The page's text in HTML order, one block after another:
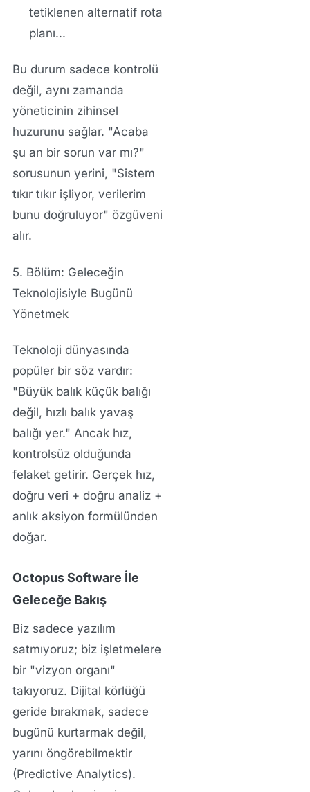
tetiklenen alternatif rota
planı...
Bu durum sadece kontrolü
değil, aynı zamanda
yöneticinin zihinsel
huzurunu sağlar. "Acaba
şu an bir sorun var mı?"
sorusunun yerini, "Sistem
tıkır tıkır işliyor, verilerim
bunu doğruluyor" özgüveni
alır.
5. Bölüm: Geleceğin
Teknolojisiyle Bugünü
Yönetmek
Teknoloji dünyasında
popüler bir söz vardır:
"Büyük balık küçük balığı
değil, hızlı balık yavaş
balığı yer." Ancak hız,
kontrolsüz olduğunda
felaket getirir. Gerçek hız,
doğru veri + doğru analiz +
anlık aksiyon formülünden
doğar.
Octopus Software İle
Geleceğe Bakış
Biz sadece yazılım
satmıyoruz; biz işletmelere
bir "vizyon organı"
takıyoruz. Dijital körlüğü
geride bırakmak, sadece
bugünü kurtarmak değil,
yarını öngörebilmektir
(Predictive Analytics).